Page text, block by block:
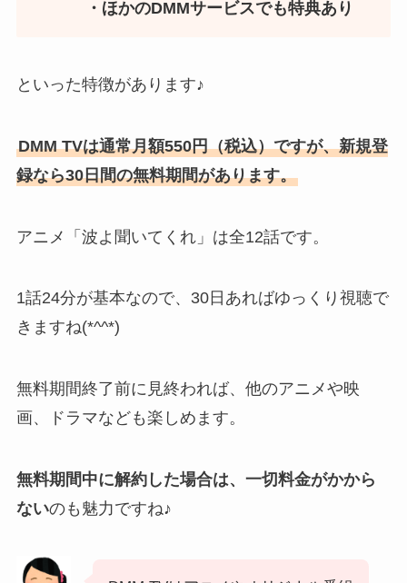
・ほかのDMMサービスでも特典あり
といった特徴があります♪
DMM TVは通常月額550円（税込）ですが、新規登
録なら30日間の無料期間があります。
アニメ「波よ聞いてくれ」は全12話です。
1話24分が基本なので、30日あればゆっくり視聴で
きますね(*^^*)
無料期間終了前に見終われば、他のアニメや映
画、ドラマなども楽しめます。
無料期間中に解約した場合は、一切料金がかから
ないのも魅力ですね♪